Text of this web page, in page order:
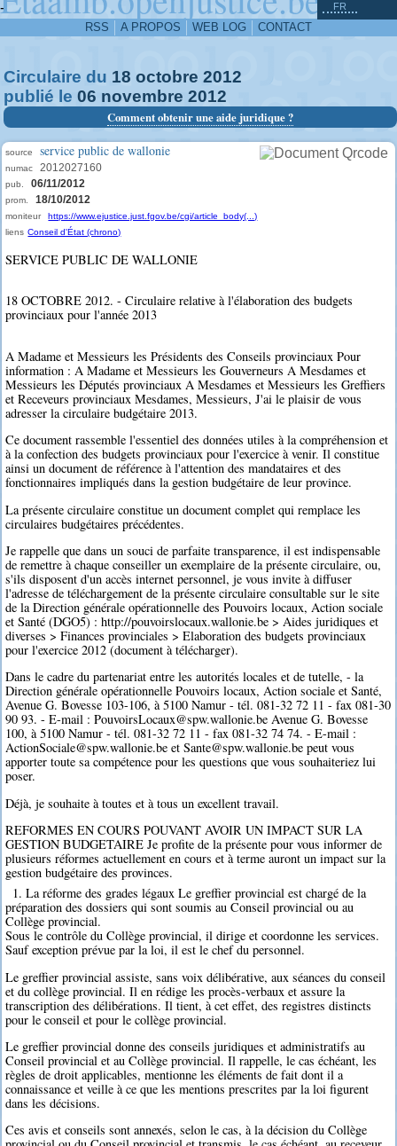
-
RSS A PROPOS WEB LOG CONTACT
FR
Circulaire du 18 octobre 2012
publié le 06 novembre 2012
Comment obtenir une aide juridique ?
source service public de wallonie
numac 2012027160
pub. 06/11/2012
prom. 18/10/2012
moniteur
https://www.ejustice.just.fgov.be/cgi/article_body(...)
liens Conseil d'État (chrono)
SERVICE PUBLIC DE WALLONIE
18 OCTOBRE 2012. - Circulaire relative à l'élaboration des budgets
provinciaux pour l'année 2013
A Madame et Messieurs les Présidents des Conseils provinciaux Pour
information : A Madame et Messieurs les Gouverneurs A Mesdames et
Messieurs les Députés provinciaux A Mesdames et Messieurs les Greffiers
et Receveurs provinciaux Mesdames, Messieurs, J'ai le plaisir de vous
adresser la circulaire budgétaire 2013.
Ce document rassemble l'essentiel des données utiles à la compréhension et
à la confection des budgets provinciaux pour l'exercice à venir. Il constitue
ainsi un document de référence à l'attention des mandataires et des
fonctionnaires impliqués dans la gestion budgétaire de leur province.
La présente circulaire constitue un document complet qui remplace les
circulaires budgétaires précédentes.
Je rappelle que dans un souci de parfaite transparence, il est indispensable
de remettre à chaque conseiller un exemplaire de la présente circulaire, ou,
s'ils disposent d'un accès internet personnel, je vous invite à diffuser
l'adresse de téléchargement de la présente circulaire consultable sur le site
de la Direction générale opérationnelle des Pouvoirs locaux, Action sociale
et Santé (DGO5) : http://pouvoirslocaux.wallonie.be > Aides juridiques et
diverses > Finances provinciales > Elaboration des budgets provinciaux
pour l'exercice 2012 (document à télécharger).
Dans le cadre du partenariat entre les autorités locales et de tutelle, - la
Direction générale opérationnelle Pouvoirs locaux, Action sociale et Santé,
Avenue G. Bovesse 103-106, à 5100 Namur - tél. 081-32 72 11 - fax 081-30
90 93. - E-mail : PouvoirsLocaux@spw.wallonie.be Avenue G. Bovesse
100, à 5100 Namur - tél. 081-32 72 11 - fax 081-32 74 74. - E-mail :
ActionSociale@spw.wallonie.be et Sante@spw.wallonie.be peut vous
apporter toute sa compétence pour les questions que vous souhaiteriez lui
poser.
Déjà, je souhaite à toutes et à tous un excellent travail.
REFORMES EN COURS POUVANT AVOIR UN IMPACT SUR LA
GESTION BUDGETAIRE Je profite de la présente pour vous informer de
plusieurs réformes actuellement en cours et à terme auront un impact sur la
gestion budgétaire des provinces.
1. La réforme des grades légaux Le greffier provincial est chargé de la
préparation des dossiers qui sont soumis au Conseil provincial ou au
Collège provincial.
Sous le contrôle du Collège provincial, il dirige et coordonne les services.
Sauf exception prévue par la loi, il est le chef du personnel.
Le greffier provincial assiste, sans voix délibérative, aux séances du conseil
et du collège provincial. Il en rédige les procès-verbaux et assure la
transcription des délibérations. Il tient, à cet effet, des registres distincts
pour le conseil et pour le collège provincial.
Le greffier provincial donne des conseils juridiques et administratifs au
Conseil provincial et au Collège provincial. Il rappelle, le cas échéant, les
règles de droit applicables, mentionne les éléments de fait dont il a
connaissance et veille à ce que les mentions prescrites par la loi figurent
dans les décisions.
Ces avis et conseils sont annexés, selon le cas, à la décision du Collège
^